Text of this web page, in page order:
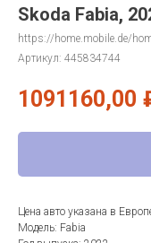
Skoda Fabia,
https://home.mobile.de/
Артикул: 445834744
1091160,00
Цена авто указана в
Модель: Fabia